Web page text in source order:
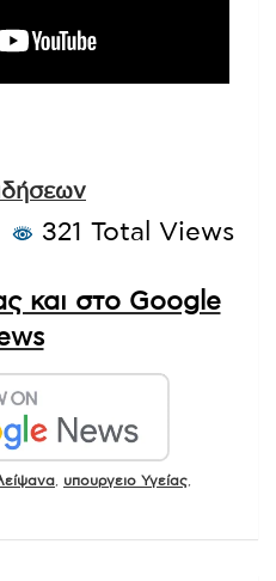
321 Total Views
και στο Google
υπουργειο Υγείας